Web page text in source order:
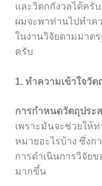
และวิตกกังวลได้ครั
ผมจะพาท่านไปทำค
ในงานวิจัยตามมาต
ครับ
1. ทำความเข้าใจวั
การกำหนดวัตถุประ
เพราะมันจะช่วยให้
หมายอะไรบ้าง ซึ่งก
การดำเนินการวิจัย
มากขึ้น